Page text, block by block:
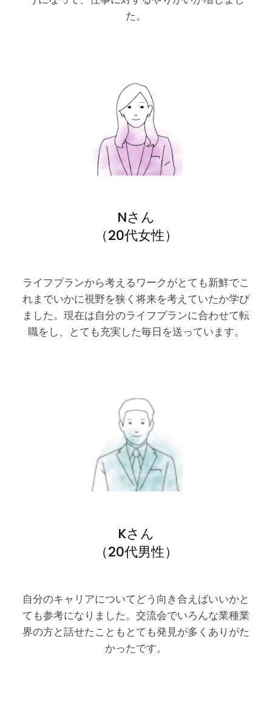
た。
Nさん
（20代女性）
ライフプランから考えるワークがとても新鮮でこ
れまでいかに視野を狭く将来を考えていたか学び
ました。現在は自分のライフプランに合わせて転
職をし、とても充実した毎日を送っています。
Kさん
（20代男性）
自分のキャリアについてどう向き合えばいいかと
ても参考になりました。交流会でいろんな業種業
界の方と話せたこともとても発見が多くありがた
かったです。